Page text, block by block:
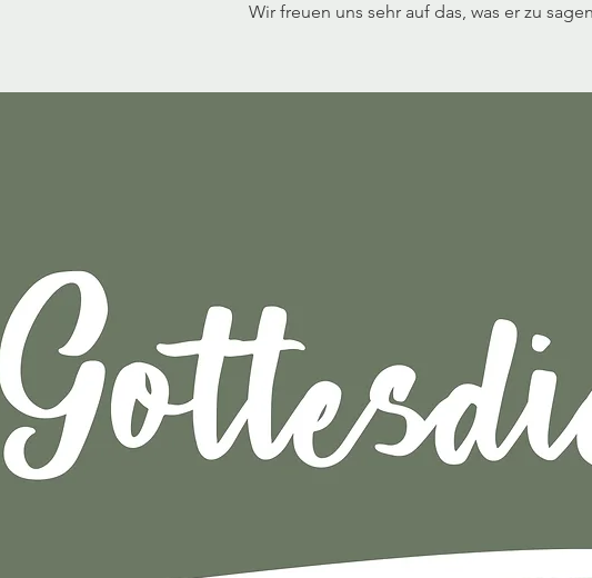
Wir freuen uns sehr auf das, was er zu